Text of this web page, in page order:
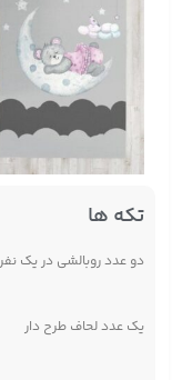
تکه ها
دو عدد روبالشی در یک نفره به
یک عدد لحاف طرح دار